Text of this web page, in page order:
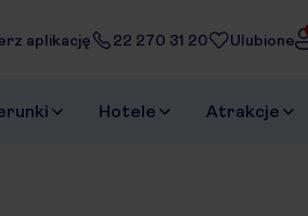
aplikację 22 270 31 20 Ulubione
Hotele Atrakcje